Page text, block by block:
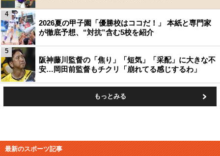
2026夏の甲子園「優勝校はココだ！」 本紙と専門家
が徹底予想、“対抗”含む5校を紹介
4
阪神藤川監督の「焦り」「短気」「采配」に大きな不
安…岡田前監督もチクリ「崩れてる感じするわ」
5
もっとみる
最新のスポーツ記事